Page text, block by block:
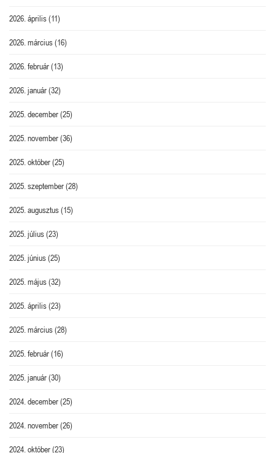
2026. április(11)
2026. március(16)
2026. február(13)
2026. január(32)
2025. december(25)
2025. november(36)
2025. október(25)
2025. szeptember(28)
2025. augusztus(15)
2025. július(23)
2025. június(25)
2025. május(32)
2025. április(23)
2025. március(28)
2025. február(16)
2025. január(30)
2024. december(25)
2024. november(26)
2024. október(23)